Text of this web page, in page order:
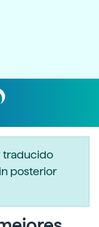
traducido
posterior